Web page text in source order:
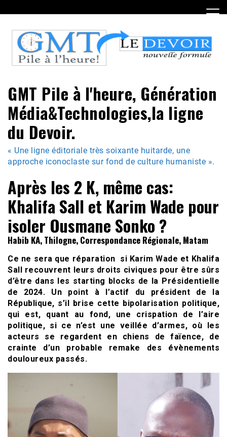
to
content
GMT Pile à l'heure, Génération
Média&Technologies,la ligne
du Devoir.
« Une ligne éditoriale très soixante huitarde, une
approche iconoclaste sur fond de culture humaniste ».
Après les 2 K, même cas:
Khalifa Sall et Karim Wade pour
isoler Ousmane Sonko ?
Habib KA, Thilogne, Correspondance Régionale, Matam
Ce ne sera que réparation si Karim Wade et Khalifa
Sall recouvrent leurs droits civiques pour être sûrs
d’être dans les starting blocks de la Présidentielle
de 2024. Un point à l’actif du président de la
République, s’il brise cette bipolarisation politique,
qui est, quant au fond, une crispation de l’aire
politique, si ce n’est une veillée d’armes, où les
acteurs se regardent en chiens de faïence, de
crainte d’un probable remake des évènements
douloureux passés.